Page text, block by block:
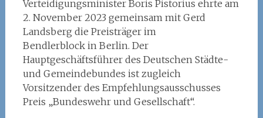
Verteidigungsminister Boris Pistorius ehrte am
2. November 2023 gemeinsam mit Gerd
Landsberg die Preisträger im
Bendlerblock in Berlin. Der
Hauptgeschäftsführer des Deutschen Städte-
und Gemeindebundes ist zugleich
Vorsitzender des Empfehlungsausschusses
Preis „Bundeswehr und Gesellschaft“.